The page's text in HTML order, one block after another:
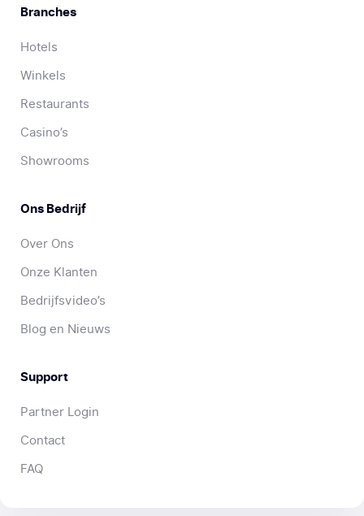
Branches
Hotels
Winkels
Restaurants
Casino’s
Showrooms
Ons Bedrijf
Over Ons
Onze Klanten
Bedrijfsvideo’s
Blog en Nieuws
Support
Partner Login
Contact
FAQ